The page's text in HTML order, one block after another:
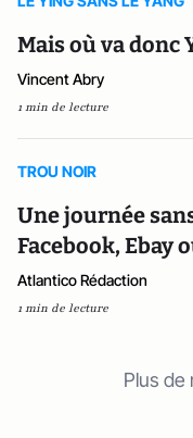
Mais où va donc
Vincent Abry
1 min de lecture
TROU NOIR
Une journée
Facebook, Ebay
Atlantico Rédaction
1 min de lecture
Plus de